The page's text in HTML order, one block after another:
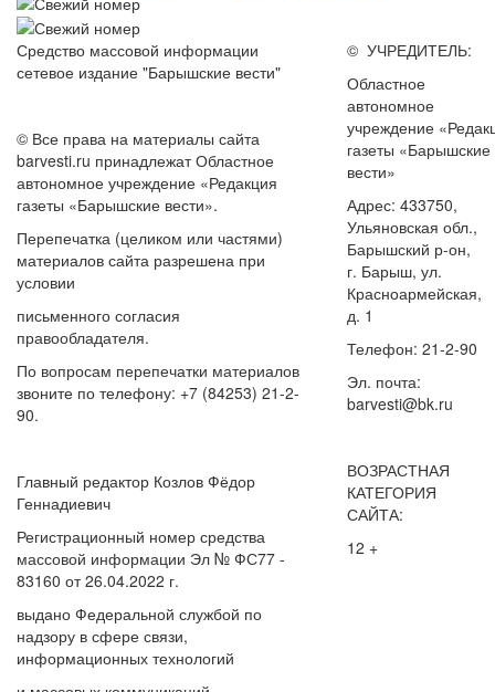
Средство массовой информации
сетевое издание "Барышские вести"
© Все права на материалы сайта
barvesti.ru принадлежат Областное
автономное учреждение «Редакция
газеты «Барышские вести».
Перепечатка (целиком или частями)
материалов сайта разрешена при
условии
письменного согласия
правообладателя.
По вопросам перепечатки материалов
звоните по телефону: +7 (84253) 21-2-
90.
Главный редактор Козлов Фёдор
Геннадиевич
Регистрационный номер средства
массовой информации Эл № ФС77 -
83160 от 26.04.2022 г.
выдано Федеральной службой по
надзору в сфере связи,
информационных технологий
© УЧРЕДИТЕЛЬ:
Областное
автономное
учреждение
газеты «Барышские
вести»
Адрес: 433750,
Ульяновская обл.,
Барышский р-он,
г. Барыш, ул.
Красноармейская,
д. 1
Телефон: 21-2-90
Эл. почта:
barvesti@bk.ru
ВОЗРАСТНАЯ
КАТЕГОРИЯ
САЙТА:
12 +